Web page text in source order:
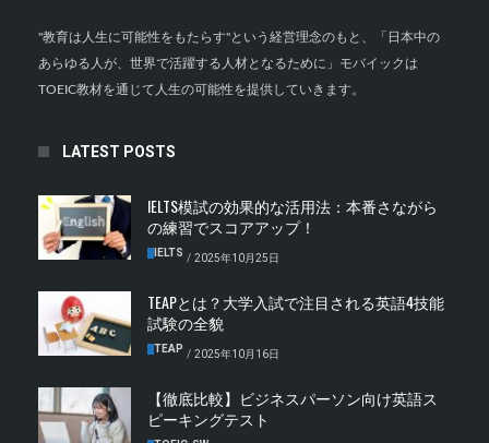
"教育は人生に可能性をもたらす"という経営理念のもと、「日本中の
あらゆる人が、世界で活躍する人材となるために」モバイックは
TOEIC教材を通じて人生の可能性を提供していきます。
LATEST POSTS
IELTS模試の効果的な活用法：本番さながら
の練習でスコアアップ！
IELTS / 2025年10月25日
TEAPとは？大学入試で注目される英語4技能
試験の全貌
TEAP / 2025年10月16日
【徹底比較】ビジネスパーソン向け英語ス
ピーキングテスト